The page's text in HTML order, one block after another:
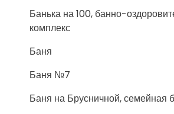
Банька на 100, банно-
комплекс
Баня
Баня №7
Баня на Брусничной, семейная